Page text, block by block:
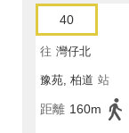
40
往 灣仔北
豫苑, 柏道 站
距離 160m